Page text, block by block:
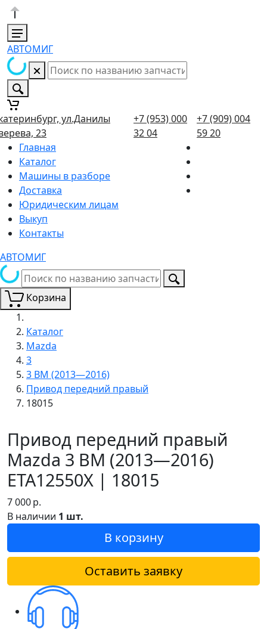
АВТОМИГ
ул.Данилы
23
+7 (953) 000
32 04
+7 (909) 004
59 20
Главная
Каталог
Машины в разборе
Доставка
Юридическим лицам
Выкуп
Контакты
АВТОМИГ
Корзина
Каталог
Mazda
3
3 BM (2013—2016)
Привод передний правый
18015
Привод передний правый
Mazda 3 BM (2013—2016)
ETA12550X | 18015
7 000р.
В наличии 1 шт.
В корзину
Оставить заявку